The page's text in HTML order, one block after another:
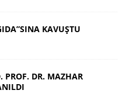
KAVUŞTU
PROF. DR. MAZHAR